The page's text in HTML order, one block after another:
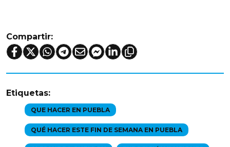
Compartir:
Etiquetas:
QUE HACER EN PUEBLA
QUÉ HACER ESTE FIN DE SEMANA EN PUEBLA